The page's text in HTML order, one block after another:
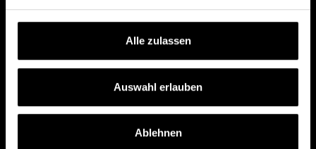
Alle zulassen
Auswahl erlauben
Ablehnen
Depot übertragen
Konditionen
FONDS